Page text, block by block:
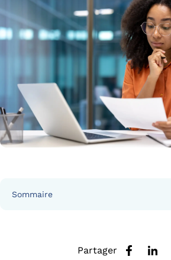
Sommaire
Partager